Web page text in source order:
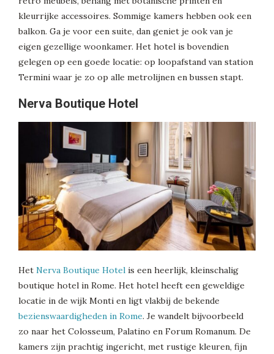
kleurrijke accessoires. Sommige kamers hebben ook een
balkon. Ga je voor een suite, dan geniet je ook van je
eigen gezellige woonkamer. Het hotel is bovendien
gelegen op een goede locatie: op loopafstand van station
Termini waar je zo op alle metrolijnen en bussen stapt.
Nerva Boutique Hotel
Het Nerva Boutique Hotel is een heerlijk, kleinschalig
boutique hotel in Rome. Het hotel heeft een geweldige
locatie in de wijk Monti en ligt vlakbij de bekende
bezienswaardigheden in Rome. Je wandelt bijvoorbeeld
zo naar het Colosseum, Palatino en Forum Romanum. De
kamers zijn prachtig ingericht, met rustige kleuren, fijn